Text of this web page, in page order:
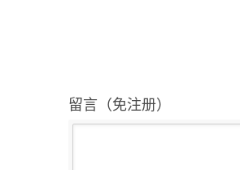
留言（免注册）